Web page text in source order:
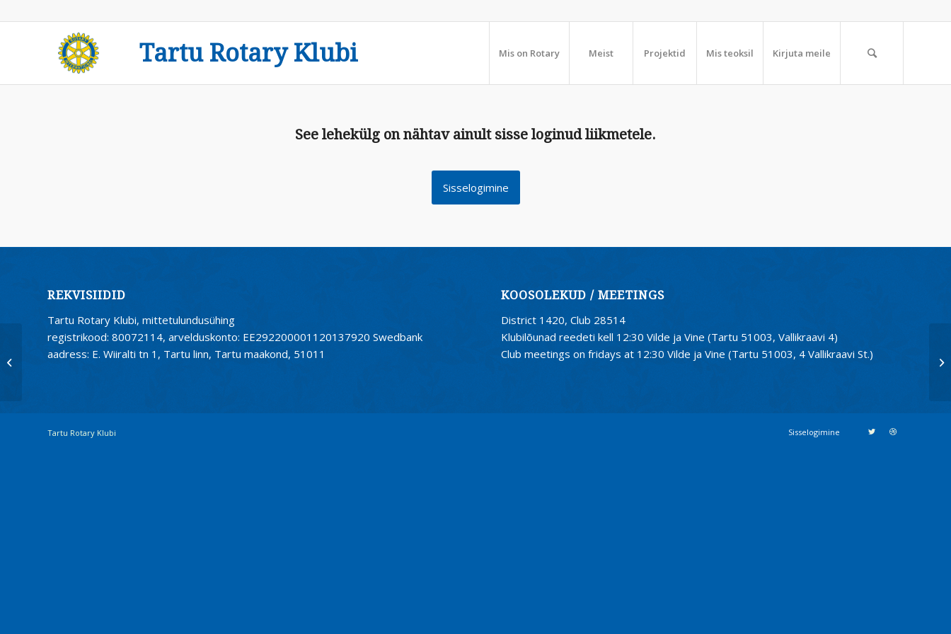
Tartu Rotary Klubi Mis on Rotary Meist Projektid Mis teoksil Kirjuta meile
See lehekülg on nähtav ainult sisse loginud liikmetele.
Sisselogimine
REKVISIIDID
Tartu Rotary Klubi, mittetulundusühing
registrikood: 80072114, arvelduskonto: EE292200001120137920 Swedbank
aadress: E. Wiiralti tn 1, Tartu linn, Tartu maakond, 51011
KOOSOLEKUD / MEETINGS
District 1420, Club 28514
Klubilõunad reedeti kell 12:30 Vilde ja Vine (Tartu 51003, Vallikraavi 4)
Club meetings on fridays at 12:30 Vilde ja Vine (Tartu 51003, 4 Vallikraavi St.)
Tartu Rotary Klubi Sisselogimine
Klubikoosolek 04.jaanuar